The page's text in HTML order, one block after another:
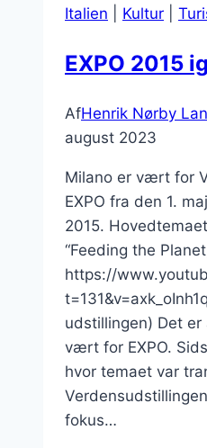
Italien
Kultur
EXPO 2015
AfHenrik Nørby
august 2023
Milano er vært for
EXPO fra den 1.
2015.
“Feeding the
https://
udstillingen) Det
vært for EXPO.
hvor temaet var
fokus…